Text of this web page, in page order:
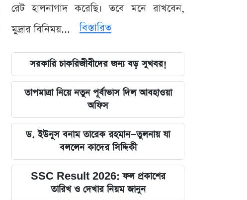
রেট হালনাগাদ করেছি। তবে মনে রাখবেন,
মুদ্রার বিনিময়...
বিস্তারিত
সরকারি চাকরিজীবীদের জন্য বড় সুখবর!
তাপমাত্রা নিয়ে নতুন পূর্বাভাস দিল আবহাওয়া
অফিস
ড. ইউনূস বনাম তারেক রহমান—তুলনায় যা
বললেন কাদের সিদ্দিকী
SSC Result 2026: ফল প্রকাশের
তারিখ ও দেখার নিয়ম জানুন